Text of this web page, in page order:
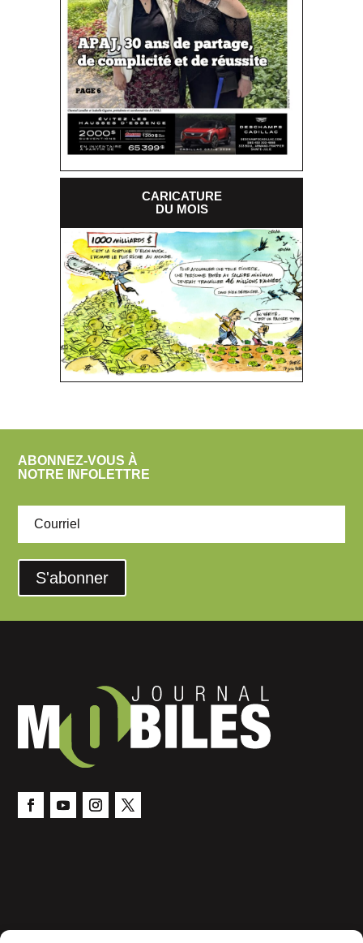
CARICATURE
DU MOIS
ABONNEZ-VOUS À
NOTRE INFOLETTRE
S'abonner